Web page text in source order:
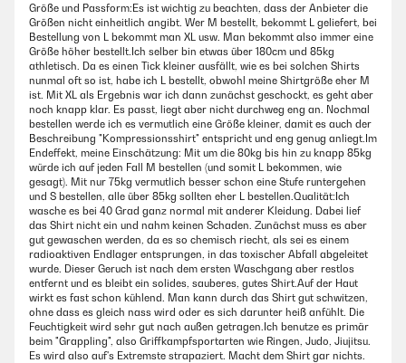
Größe und Passform:Es ist wichtig zu beachten, dass der Anbieter die
Größen nicht einheitlich angibt. Wer M bestellt, bekommt L geliefert, bei
Bestellung von L bekommt man XL usw. Man bekommt also immer eine
Größe höher bestellt.Ich selber bin etwas über 180cm und 85kg
athletisch. Da es einen Tick kleiner ausfällt, wie es bei solchen Shirts
nunmal oft so ist, habe ich L bestellt, obwohl meine Shirtgröße eher M
ist. Mit XL als Ergebnis war ich dann zunächst geschockt, es geht aber
noch knapp klar. Es passt, liegt aber nicht durchweg eng an. Nochmal
bestellen werde ich es vermutlich eine Größe kleiner, damit es auch der
Beschreibung "Kompressionsshirt" entspricht und eng genug anliegt.Im
Endeffekt, meine Einschätzung: Mit um die 80kg bis hin zu knapp 85kg
würde ich auf jeden Fall M bestellen (und somit L bekommen, wie
gesagt). Mit nur 75kg vermutlich besser schon eine Stufe runtergehen
und S bestellen, alle über 85kg sollten eher L bestellen.Qualität:Ich
wasche es bei 40 Grad ganz normal mit anderer Kleidung. Dabei lief
das Shirt nicht ein und nahm keinen Schaden. Zunächst muss es aber
gut gewaschen werden, da es so chemisch riecht, als sei es einem
radioaktiven Endlager entsprungen, in das toxischer Abfall abgeleitet
wurde. Dieser Geruch ist nach dem ersten Waschgang aber restlos
entfernt und es bleibt ein solides, sauberes, gutes Shirt.Auf der Haut
wirkt es fast schon kühlend. Man kann durch das Shirt gut schwitzen,
ohne dass es gleich nass wird oder es sich darunter heiß anfühlt. Die
Feuchtigkeit wird sehr gut nach außen getragen.Ich benutze es primär
beim "Grappling", also Griffkampfsportarten wie Ringen, Judo, Jiujitsu.
Es wird also auf's Extremste strapaziert. Macht dem Shirt gar nichts.